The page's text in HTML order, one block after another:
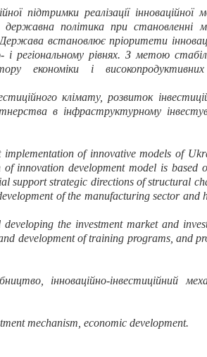
підтримки реалізації інноваційної
державна політика при становленні
Держава встановлює пріоритети
рівнях. З метою
економіки і
клімату, розвиток
в інфраструктурному
of innovative models of
innovation development model is based
support strategic directions of structural
of the manufacturing sector and
the investment market and
development of training programs, and
інноваційно-інвестиційний
mechanism, economic development.